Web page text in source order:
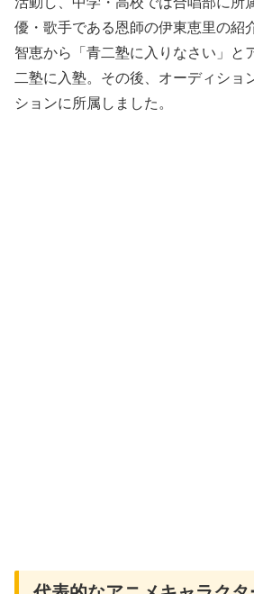
優・歌手である恩師の伊東恵里の紹
智恵から「青二塾に入りなさい」と
二塾に入塾。その後、オーディショ
ションに所属しました。